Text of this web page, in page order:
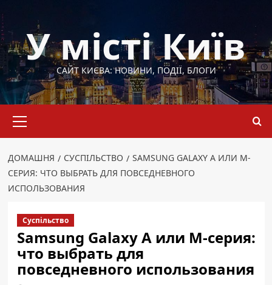
до
вмістуУ місті Київ
САЙТ КИЄВА: НОВИНИ, ПОДІЇ, БЛОГИ
меню
ДОМАШНЯ СУСПІЛЬСТВО
SAMSUNG GALAXY A ИЛИ M-
СЕРИЯ: ЧТО ВЫБРАТЬ ДЛЯ ПОВСЕДНЕВНОГО
ИСПОЛЬЗОВАНИЯ
Суспільство
Samsung Galaxy A или M-серия:
что выбрать для
повседневного использования